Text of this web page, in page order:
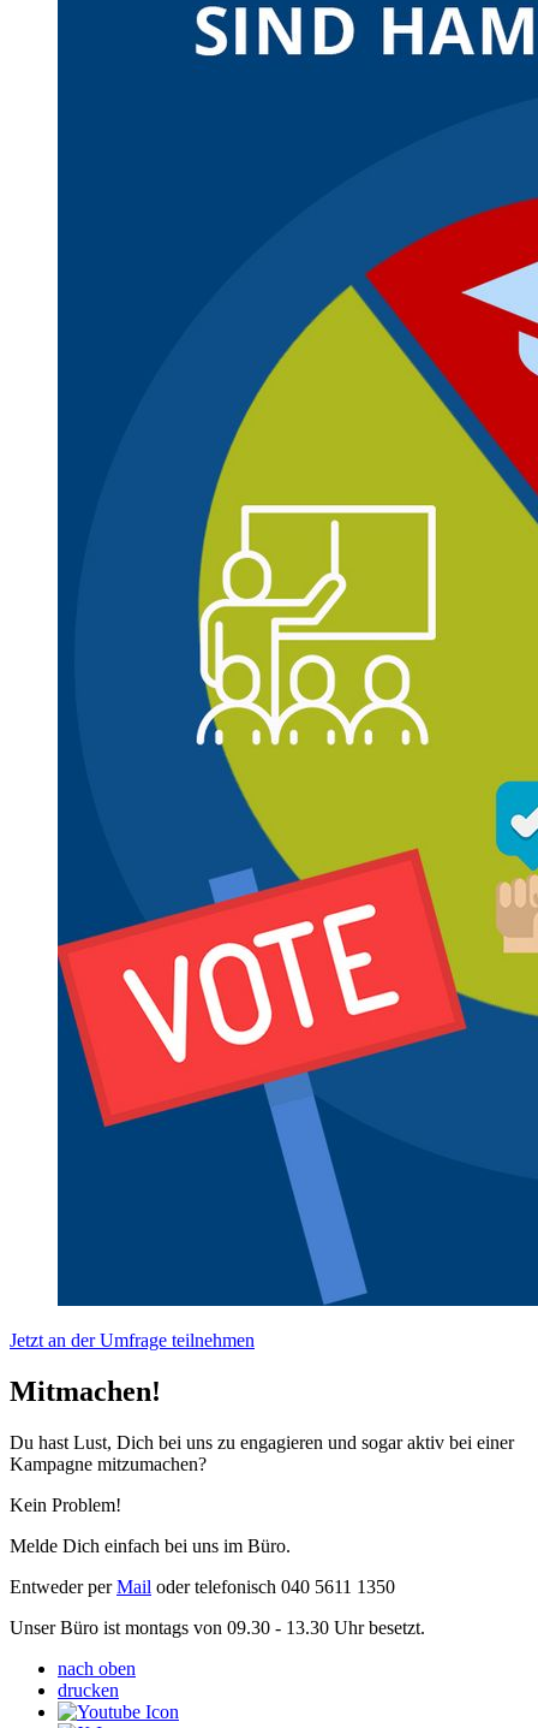
Jetzt an der Umfrage teilnehmen
Mitmachen!
Du hast Lust, Dich bei uns zu engagieren und sogar aktiv bei einer
Kampagne mitzumachen?
Kein Problem!
Melde Dich einfach bei uns im Büro.
Entweder perMail oder telefonisch 040 5611 1350
Unser Büro ist montags von 09.30 - 13.30 Uhr besetzt.
nach oben
drucken